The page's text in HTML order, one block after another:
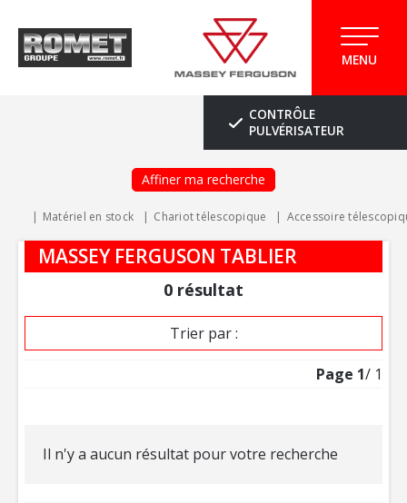
MENU
CONTRÔLE
PULVÉRISATEUR
Affiner ma recherche
Matériel en stock Chariot télescopique Accessoire
MASSEY FERGUSON TABLIER
0 résultat
Trier par :
Page 1/ 1
Il n'y a aucun résultat pour votre recherche